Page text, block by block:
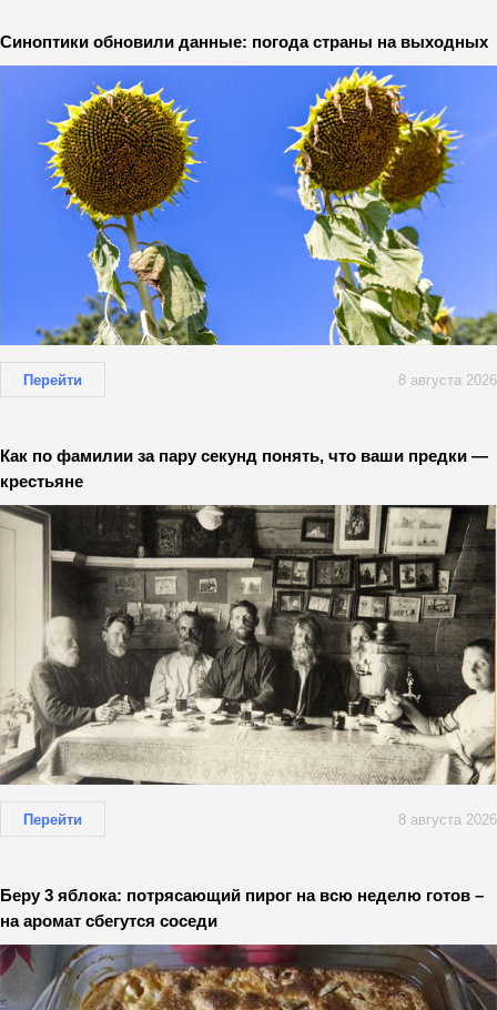
Синоптики обновили данные: погода страны на выходных
Перейти 8 августа 2026
Как по фамилии за пару секунд понять, что ваши предки —
крестьяне
Перейти 8 августа 2026
Беру 3 яблока: потрясающий пирог на всю неделю готов –
на аромат сбегутся соседи